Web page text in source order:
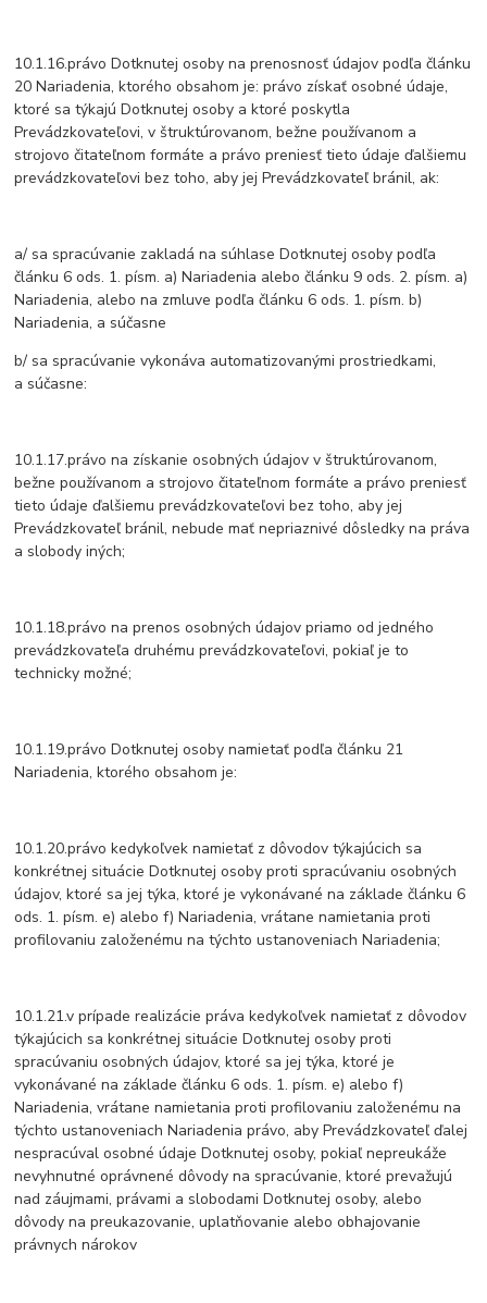
10.1.16.právo Dotknutej osoby na prenosnosť údajov podľa článku
20 Nariadenia, ktorého obsahom je: právo získať osobné údaje,
ktoré sa týkajú Dotknutej osoby a ktoré poskytla
Prevádzkovateľovi, v štruktúrovanom, bežne používanom a
strojovo čitateľnom formáte a právo preniesť tieto údaje ďalšiemu
prevádzkovateľovi bez toho, aby jej Prevádzkovateľ bránil, ak:
a/ sa spracúvanie zakladá na súhlase Dotknutej osoby podľa
článku 6 ods. 1. písm. a) Nariadenia alebo článku 9 ods. 2. písm. a)
Nariadenia, alebo na zmluve podľa článku 6 ods. 1. písm. b)
Nariadenia, a súčasne
b/ sa spracúvanie vykonáva automatizovanými prostriedkami,
a súčasne:
10.1.17.právo na získanie osobných údajov v štruktúrovanom,
bežne používanom a strojovo čitateľnom formáte a právo preniesť
tieto údaje ďalšiemu prevádzkovateľovi bez toho, aby jej
Prevádzkovateľ bránil, nebude mať nepriaznivé dôsledky na práva
a slobody iných;
10.1.18.právo na prenos osobných údajov priamo od jedného
prevádzkovateľa druhému prevádzkovateľovi, pokiaľ je to
technicky možné;
10.1.19.právo Dotknutej osoby namietať podľa článku 21
Nariadenia, ktorého obsahom je:
10.1.20.právo kedykoľvek namietať z dôvodov týkajúcich sa
konkrétnej situácie Dotknutej osoby proti spracúvaniu osobných
údajov, ktoré sa jej týka, ktoré je vykonávané na základe článku 6
ods. 1. písm. e) alebo f) Nariadenia, vrátane namietania proti
profilovaniu založenému na týchto ustanoveniach Nariadenia;
10.1.21.v prípade realizácie práva kedykoľvek namietať z dôvodov
týkajúcich sa konkrétnej situácie Dotknutej osoby proti
spracúvaniu osobných údajov, ktoré sa jej týka, ktoré je
vykonávané na základe článku 6 ods. 1. písm. e) alebo f)
Nariadenia, vrátane namietania proti profilovaniu založenému na
týchto ustanoveniach Nariadenia právo, aby Prevádzkovateľ ďalej
nespracúval osobné údaje Dotknutej osoby, pokiaľ nepreukáže
nevyhnutné oprávnené dôvody na spracúvanie, ktoré prevažujú
nad záujmami, právami a slobodami Dotknutej osoby, alebo
dôvody na preukazovanie, uplatňovanie alebo obhajovanie
právnych nárokov